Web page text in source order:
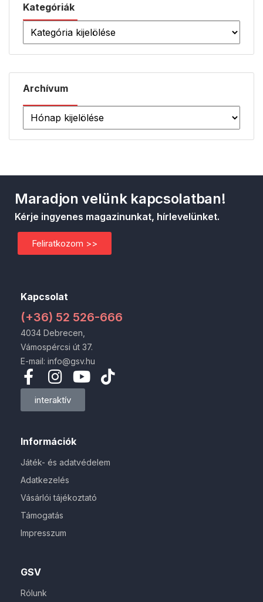
Kategóriák
Archívum
GSV
Rólunk
Információk
Játék- és adatvédelem
Adatkezelés
Vásárlói tájékoztató
Támogatás
Impresszum
Kapcsolat
(+36) 52 526-666
4034 Debrecen,
Vámospércsi út 37.
E-mail: info@gsv.hu
interaktív
Maradjon velünk kapcsolatban!
Kérje ingyenes magazinunkat, hírlevelünket.
Feliratkozom >>